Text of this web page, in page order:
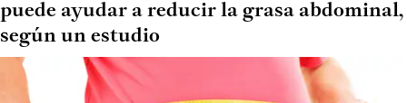
puede ayudar a reducir la grasa abdominal,
según un estudio